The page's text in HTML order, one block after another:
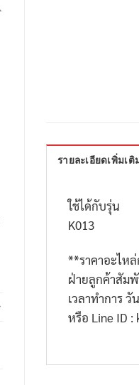
รายละเอียดเพิ่มเติ
ใช้ได้กับรุ่น
K013
**ราคาอะไห
ฝ่ายลูกค้าสัม
เวลาทำการ วั
หรือ Line ID :